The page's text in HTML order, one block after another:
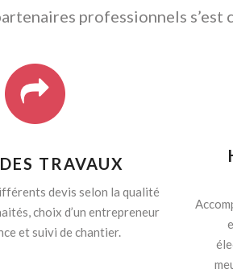
professionnels
TRAVAUX
devis selon la qualité
choix d’un entrepreneur
et suivi de chantier.